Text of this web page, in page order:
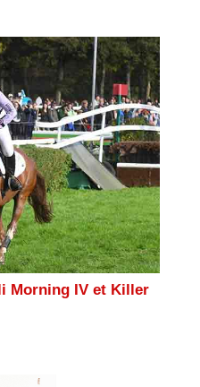
Morning IV et Killer